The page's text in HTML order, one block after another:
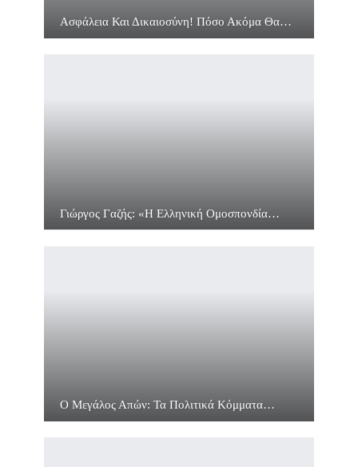
Ασφάλεια Και Δικαιοσύνη! Πόσο Ακόμα Θα…
Γιώργος Γαζής: «Η Ελληνική Ομοσπονδία…
Ο Μεγάλος Απών: Τα Πολιτικά Κόμματα…